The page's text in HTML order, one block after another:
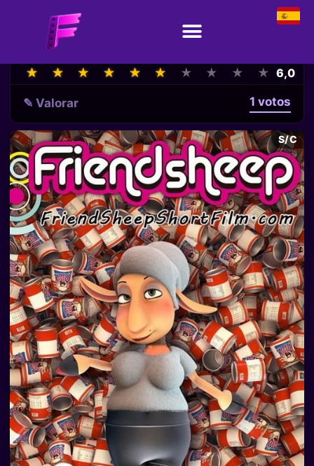
★
★ ★
★ ★
★ ★
★ ★
★ ★
★ ★
★ ★
★ ★
★ ★
★ 6,0
✎ Valorar 1 votos
S/C